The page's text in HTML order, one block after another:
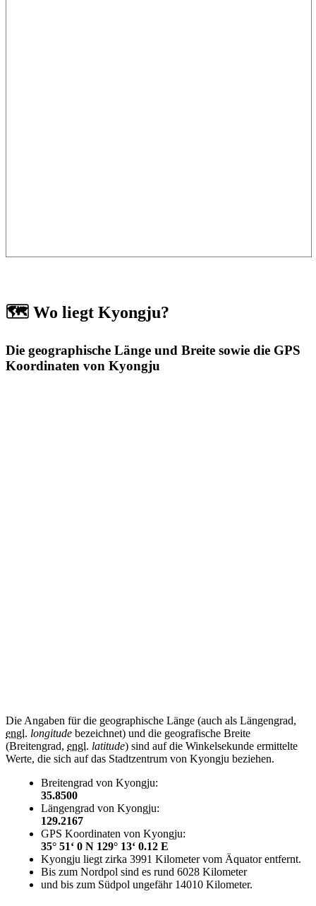
🗺️ Wo liegt Kyongju?
Die geographische Länge und Breite sowie die GPS
Koordinaten von Kyongju
Die Angaben für die geographische Länge (auch als Längengrad,
engl. longitude bezeichnet) und die geografische Breite
(Breitengrad, engl. latitude) sind auf die Winkelsekunde ermittelte
Werte, die sich auf das Stadtzentrum von Kyongju beziehen.
Breitengrad von Kyongju:
35.8500
Längengrad von Kyongju:
129.2167
GPS Koordinaten von Kyongju:
35° 51‘ 0 N 129° 13‘ 0.12 E
Kyongju liegt zirka 3991 Kilometer vom Äquator entfernt.
Bis zum Nordpol sind es rund 6028 Kilometer
und bis zum Südpol ungefähr 14010 Kilometer.